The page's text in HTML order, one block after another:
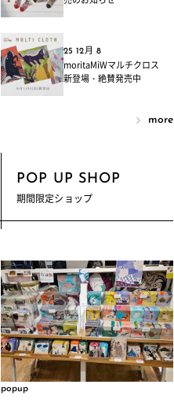
25 12月 8
moritaMiWマルチクロス
新登場・絶賛発売中
more
POP UP SHOP
期間限定ショップ
popup